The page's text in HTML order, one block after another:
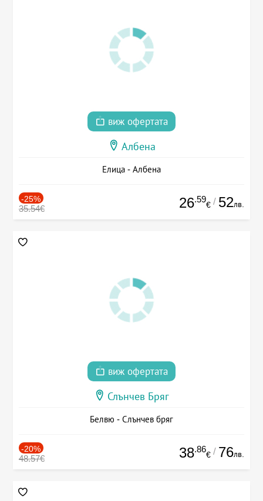
виж офертата
Албена
Елица - Албена
-25%
35.54€ 26.59
€ / 52лв.
виж офертата
Слънчев Бряг
Белвю - Слънчев бряг
-20%
48.57€ 38.86
€ / 76лв.